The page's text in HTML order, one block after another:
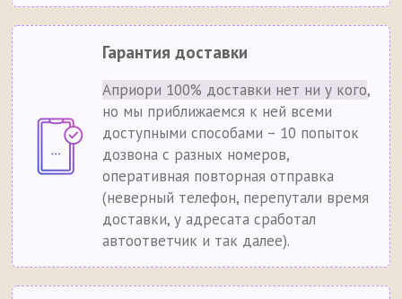
Гарантия доставки
Априори 100% доставки нет ни у кого,
но мы приближаемся к ней всеми
доступными способами – 10 попыток
дозвона с разных номеров,
оперативная повторная отправка
(неверный телефон, перепутали время
доставки, у адресата сработал
автоответчик и так далее).